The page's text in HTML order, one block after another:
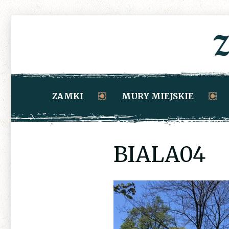
ZAMKI MURY MIEJSKIE
BIALA04